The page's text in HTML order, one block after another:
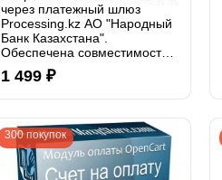
через платежный шлюз
Processing.kz АО "Народный
Банк Казахстана".
Обеспечена совместимость
с модулем упрощенной
регистрации и заказа
1 499 ₽
300 покупок